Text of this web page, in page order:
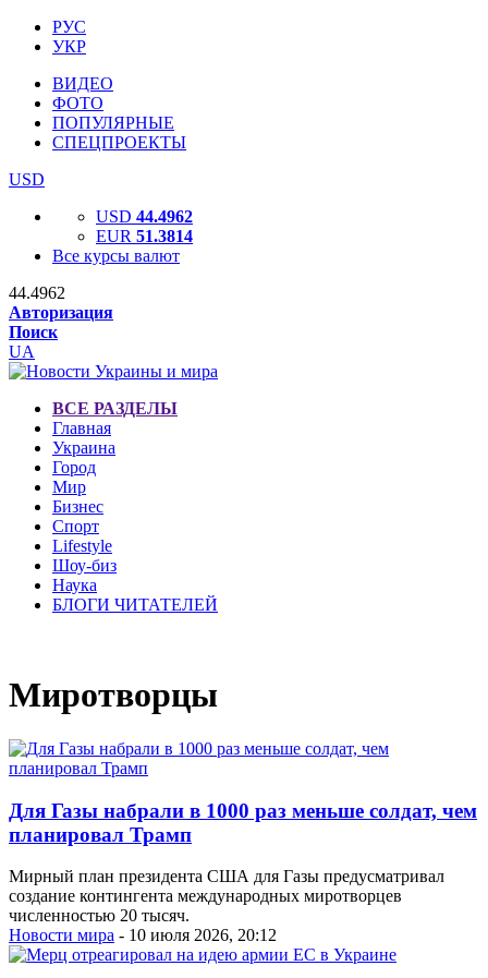
РУС
УКР
ВИДЕО
ФОТО
ПОПУЛЯРНЫЕ
СПЕЦПРОЕКТЫ
USD
USD 44.4962
EUR 51.3814
Все курсы валют
44.4962
Авторизация
Поиск
UA
ВСЕ РАЗДЕЛЫ
Главная
Украина
Город
Мир
Бизнес
Спорт
Lifestyle
Шоу-биз
Наука
БЛОГИ ЧИТАТЕЛЕЙ
Миротворцы
Для Газы набрали в 1000 раз меньше солдат, чем
планировал Трамп
Мирный план президента США для Газы предусматривал
создание контингента международных миротворцев
численностью 20 тысяч.
Новости мира - 10 июля 2026, 20:12